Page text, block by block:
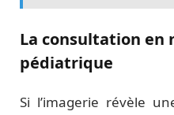
La consultation en
pédiatrique
Si l’imagerie révèle